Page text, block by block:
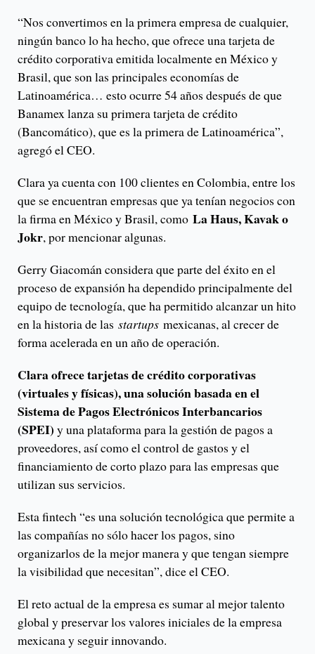
“Nos convertimos en la primera empresa de cualquier,
ningún banco lo ha hecho, que ofrece una tarjeta de
crédito corporativa emitida localmente en México y
Brasil, que son las principales economías de
Latinoamérica… esto ocurre 54 años después de que
Banamex lanza su primera tarjeta de crédito
(Bancomático), que es la primera de Latinoamérica”,
agregó el CEO.
Clara ya cuenta con 100 clientes en Colombia, entre los
que se encuentran empresas que ya tenían negocios con
la firma en México y Brasil, como La Haus, Kavak o
Jokr, por mencionar algunas.
Gerry Giacomán considera que parte del éxito en el
proceso de expansión ha dependido principalmente del
equipo de tecnología, que ha permitido alcanzar un hito
en la historia de las startups mexicanas, al crecer de
forma acelerada en un año de operación.
Clara ofrece tarjetas de crédito corporativas
(virtuales y físicas), una solución basada en el
Sistema de Pagos Electrónicos Interbancarios
(SPEI) y una plataforma para la gestión de pagos a
proveedores, así como el control de gastos y el
financiamiento de corto plazo para las empresas que
utilizan sus servicios.
Esta fintech “es una solución tecnológica que permite a
las compañías no sólo hacer los pagos, sino
organizarlos de la mejor manera y que tengan siempre
la visibilidad que necesitan”, dice el CEO.
El reto actual de la empresa es sumar al mejor talento
global y preservar los valores iniciales de la empresa
mexicana y seguir innovando.